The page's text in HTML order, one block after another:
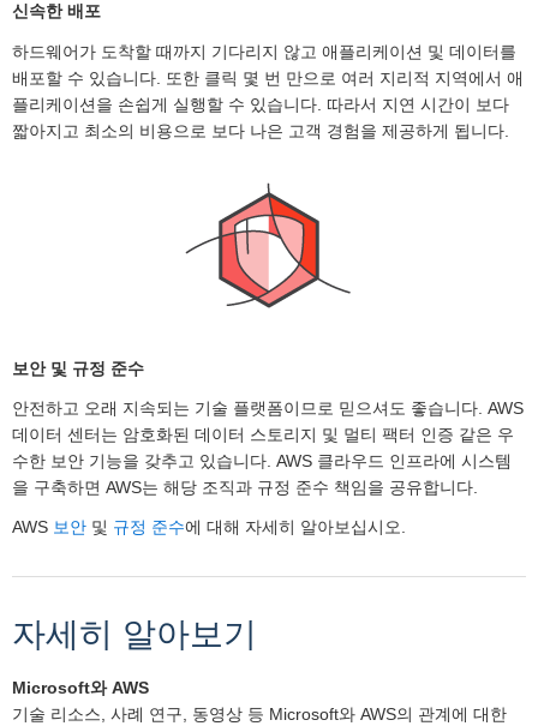
신속한 배포
하드웨어가 도착할 때까지 기다리지 않고 애플리케이션 및 데이터를
배포할 수 있습니다. 또한 클릭 몇 번 만으로 여러 지리적 지역에서 애
플리케이션을 손쉽게 실행할 수 있습니다. 따라서 지연 시간이 보다
짧아지고 최소의 비용으로 보다 나은 고객 경험을 제공하게 됩니다.
보안 및 규정 준수
안전하고 오래 지속되는 기술 플랫폼이므로 믿으셔도 좋습니다. AWS
데이터 센터는 암호화된 데이터 스토리지 및 멀티 팩터 인증 같은 우
수한 보안 기능을 갖추고 있습니다. AWS 클라우드 인프라에 시스템
을 구축하면 AWS는 해당 조직과 규정 준수 책임을 공유합니다.
AWS 보안 및 규정 준수에 대해 자세히 알아보십시오.
자세히 알아보기
Microsoft와 AWS
기술 리소스, 사례 연구, 동영상 등 Microsoft와 AWS의 관계에 대한